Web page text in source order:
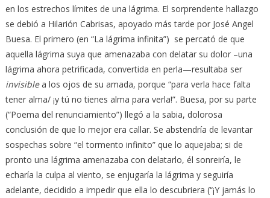
en los estrechos límites de una lágrima. El sorprendente hallazgo
se debió a Hilarión Cabrisas, apoyado más tarde por José Angel
Buesa. El primero (en “La lágrima infinita”) se percató de que
aquella lágrima suya que amenazaba con delatar su dolor –una
lágrima ahora petrificada, convertida en perla—resultaba ser
invisiblea los ojos de su amada, porque “para verla hace falta
tener alma/ ¡y tú no tienes alma para verla!”. Buesa, por su parte
(“Poema del renunciamiento”) llegó a la sabia, dolorosa
conclusión de que lo mejor era callar. Se abstendría de levantar
sospechas sobre “el tormento infinito” que lo aquejaba; si de
pronto una lágrima amenazaba con delatarlo, él sonreiría, le
echaría la culpa al viento, se enjugaría la lágrima y seguiría
adelante, decidido a impedir que ella lo descubriera (“¡Y jamás lo